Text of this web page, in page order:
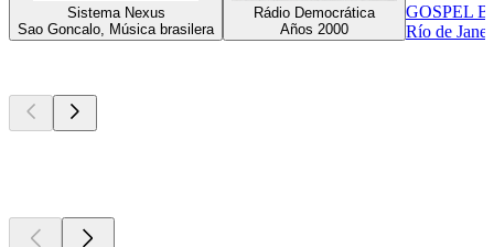
Sistema Nexus
Sao Goncalo, Música brasilera
Rádio Democrática
Años 2000
GOSPEL
Río de